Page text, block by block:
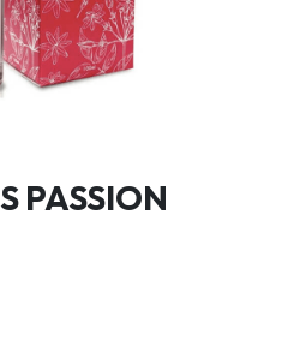
PASSION